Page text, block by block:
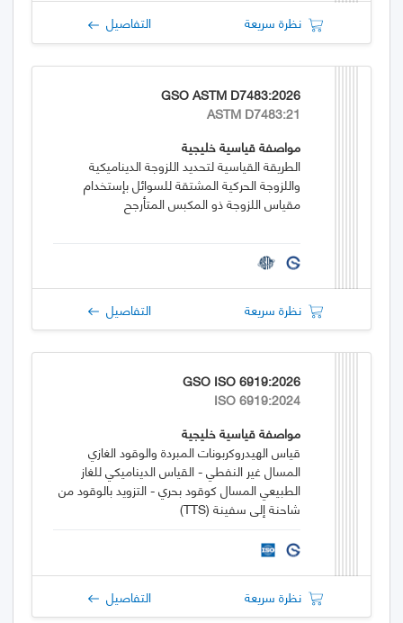
نظرة سريعة التفاصيل
GSO ASTM D7483:2026
ASTM D7483:21
مواصفة قياسية خليجية
الطريقة القياسية لتحديد اللزوجة الديناميكية
واللزوجة الحركية المشتقة للسوائل بإستخدام
مقياس اللزوجة ذو المكبس المتأرجح
نظرة سريعة التفاصيل
GSO ISO 6919:2026
ISO 6919:2024
مواصفة قياسية خليجية
قياس الهيدروكربونات المبردة والوقود الغازي
المسال غير النفطي - القياس الديناميكي للغاز
الطبيعي المسال كوقود بحري - التزويد بالوقود من
شاحنة إلى سفينة (TTS)
نظرة سريعة التفاصيل